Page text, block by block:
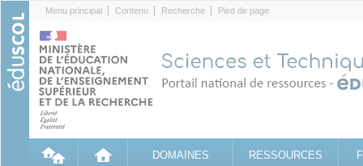
Menu principal Contenu Recherche Pied de page
DOMAINES RESSOURCES